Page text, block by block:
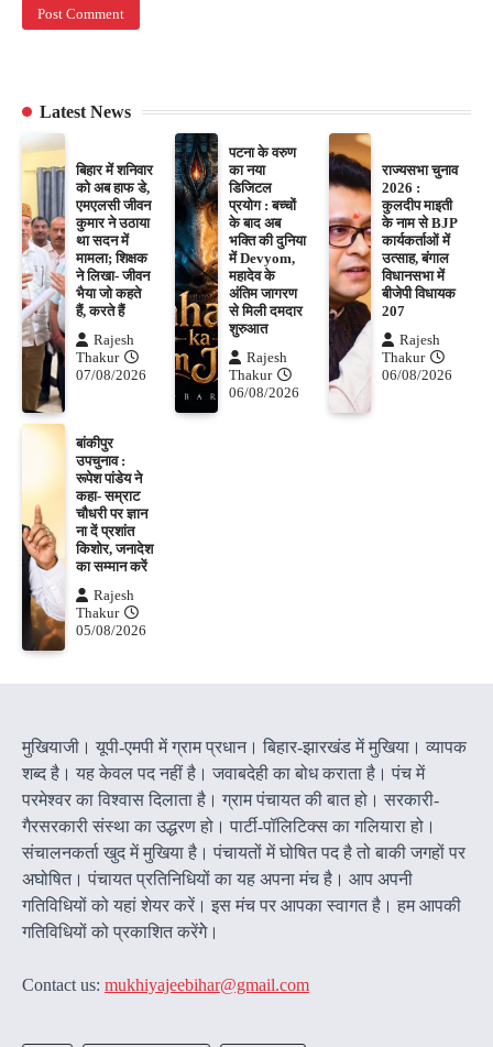
Latest News
बिहार में शनिवार
को अब हाफ डे,
एमएलसी जीवन
कुमार ने उठाया
था सदन में
मामला; शिक्षक
ने लिखा- जीवन
भैया जो कहते
हैं, करते हैं
Rajesh
Thakur
07/08/2026
पटना के वरुण
का नया
डिजिटल
प्रयोग : बच्चों
के बाद अब
भक्ति की दुनिया
में Devyom,
महादेव के
अंतिम जागरण
से मिली दमदार
शुरुआत
Rajesh
Thakur
06/08/2026
राज्यसभा चुनाव
2026 :
कुलदीप माइती
के नाम से BJP
कार्यकर्ताओं में
उत्साह, बंगाल
विधानसभा में
बीजेपी विधायक
207
Rajesh
Thakur
06/08/2026
बांकीपुर
उपचुनाव :
रूपेश पांडेय ने
कहा- सम्राट
चौधरी पर ज्ञान
ना दें प्रशांत
किशोर, जनादेश
का सम्मान करें
Rajesh
Thakur
05/08/2026
मुखियाजी। यूपी-एमपी में ग्राम प्रधान। बिहार-झारखंड में मुखिया। व्यापक
शब्द है। यह केवल पद नहीं है। जवाबदेही का बोध कराता है। पंच में
परमेश्वर का विश्वास दिलाता है। ग्राम पंचायत की बात हो। सरकारी-
गैरसरकारी संस्था का उद्धरण हो। पार्टी-पॉलिटिक्स का गलियारा हो।
संचालनकर्ता खुद में मुखिया है। पंचायतों में घोषित पद है तो बाकी जगहों पर
अघोषित। पंचायत प्रतिनिधियों का यह अपना मंच है। आप अपनी
गतिविधियों को यहां शेयर करें। इस मंच पर आपका स्वागत है। हम आपकी
गतिविधियों को प्रकाशित करेंगेे।
Contact us: mukhiyajeebihar@gmail.com